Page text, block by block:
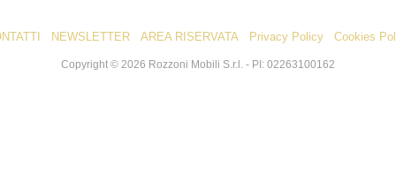
NEWSLETTER AREA RISERVATA Privacy Policy Cookies
Copyright © 2026 Rozzoni Mobili S.r.l. - PI: 02263100162